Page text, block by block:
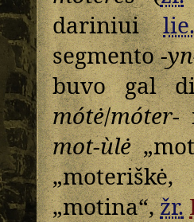
dariniui
segmento-
buvo gal
mótė/móter-
mot-ùlė
„motina“,žr.